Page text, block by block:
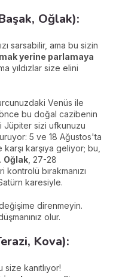
Oğlak):
sarsabilir, ama bu sizin
yerine parlamaya
yıldızlar size elini
Venüs ile
bu doğal cazibenin
Jüpiter sizi ufkunuzu
5 ve 18 Ağustos'ta
karşıya geliyor; bu,
Oğlak , 27-28
bırakmanızı
karesiyle.
direnmeyin.
olur.
Kova):
kanıtlıyor!